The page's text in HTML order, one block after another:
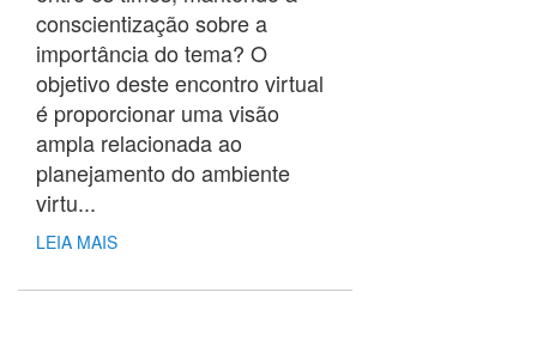
conscientização sobre a
importância do tema? O
objetivo deste encontro virtual
é proporcionar uma visão
ampla relacionada ao
planejamento do ambiente
virtu...
LEIA MAIS